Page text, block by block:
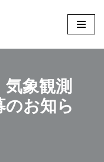
象観測
お知ら